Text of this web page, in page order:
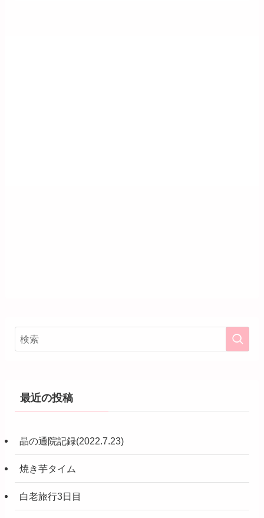
最近の投稿
晶の通院記録(2022.7.23)
焼き芋タイム
白老旅行3日目